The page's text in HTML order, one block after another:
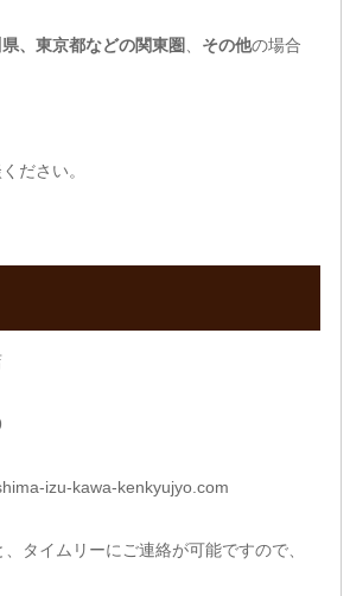
、東京都などの関東圏 その他の場合
ださい。
izu-kawa-kenkyujyo.com
タイムリーにご連絡が可能ですので、